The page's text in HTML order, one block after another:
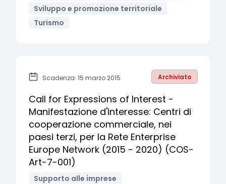
Sviluppo e promozione territoriale
Turismo
Scadenza: 15 marzo 2015 Archiviato
Call for Expressions of Interest -
Manifestazione d'interesse: Centri di
cooperazione commerciale, nei
paesi terzi, per la Rete Enterprise
Europe Network (2015 - 2020) (COS-
Art-7-001)
Supporto alle imprese